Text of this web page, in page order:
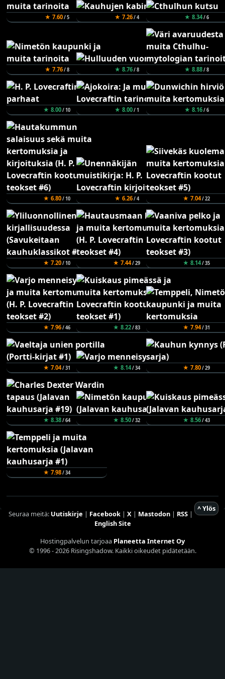
★ 7.60/ 5 ★ 7.26/ 4 ★ 8.34/ 6
★ 7.76/ 8 ★ 8.76/ 8 ★ 8.88/ 8
★ 8.00/ 10 ★ 8.00/ 1 ★ 8.16/ 6
★ 6.80/ 10 ★ 6.26/ 4 ★ 7.04/ 22
★ 7.20/ 10 ★ 7.44/ 29 ★ 8.14/ 35
★ 7.96/ 46 ★ 8.22/ 83 ★ 7.94/ 31
★ 7.04/ 31 ★ 8.14/ 34 ★ 7.80/ 29
★ 8.38/ 64 ★ 8.50/ 32 ★ 8.56/ 43
★ 7.98/ 34
^ Ylös
Seuraa meitä: Uutiskirje | Facebook| X| Mastodon| RSS|
English Site
Hostingpalvelun tarjoaa Planeetta Internet Oy
© 1996 - 2026 Risingshadow. Kaikki oikeudet pidätetään.